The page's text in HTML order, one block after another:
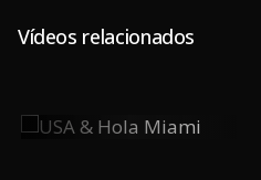
Vídeos relacionados
USA & Hola